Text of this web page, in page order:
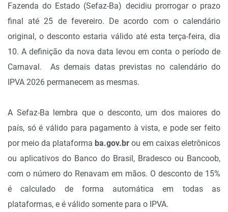
Fazenda do Estado (Sefaz-Ba) decidiu prorrogar o prazo
final até 25 de fevereiro. De acordo com o calendário
original, o desconto estaria válido até esta terça-feira, dia
10. A definição da nova data levou em conta o período de
Carnaval. As demais datas previstas no calendário do
IPVA 2026 permanecem as mesmas.
A Sefaz-Ba lembra que o desconto, um dos maiores do
país, só é válido para pagamento à vista, e pode ser feito
por meio da plataforma ba.gov.br ou em caixas eletrônicos
ou aplicativos do Banco do Brasil, Bradesco ou Bancoob,
com o número do Renavam em mãos. O desconto de 15%
é calculado de forma automática em todas as
plataformas, e é válido somente para o IPVA.